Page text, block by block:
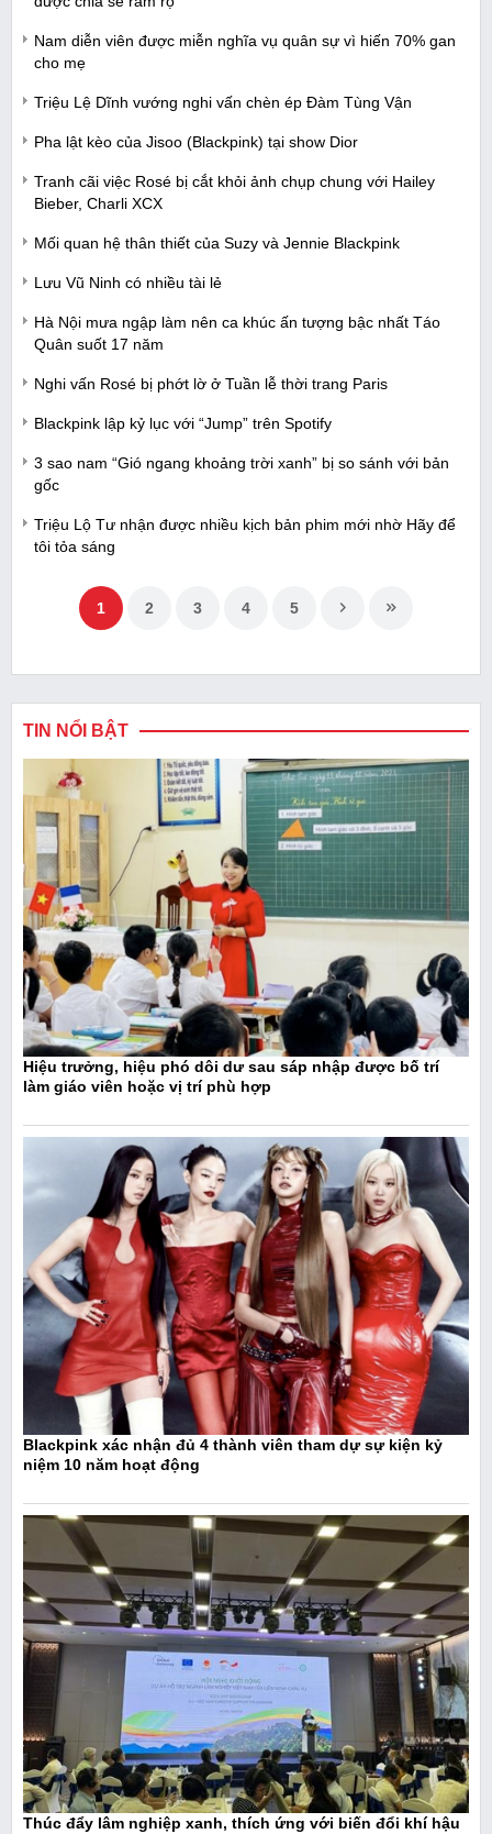
Nam diễn viên được miễn nghĩa vụ quân sự vì hiến 70% gan
cho mẹ
Triệu Lệ Dĩnh vướng nghi vấn chèn ép Đàm Tùng Vận
Pha lật kèo của Jisoo (Blackpink) tại show Dior
Tranh cãi việc Rosé bị cắt khỏi ảnh chụp chung với Hailey
Bieber, Charli XCX
Mối quan hệ thân thiết của Suzy và Jennie Blackpink
Lưu Vũ Ninh có nhiều tài lẻ
Hà Nội mưa ngập làm nên ca khúc ấn tượng bậc nhất Táo
Quân suốt 17 năm
Nghi vấn Rosé bị phớt lờ ở Tuần lễ thời trang Paris
Blackpink lập kỷ lục với “Jump” trên Spotify
3 sao nam “Gió ngang khoảng trời xanh” bị so sánh với bản
gốc
Triệu Lộ Tư nhận được nhiều kịch bản phim mới nhờ Hãy để
tôi tỏa sáng
1 2 3 4 5
TIN NỔI BẬT
Hiệu trưởng, hiệu phó dôi dư sau sáp nhập được bố trí
làm giáo viên hoặc vị trí phù hợp
Blackpink xác nhận đủ 4 thành viên tham dự sự kiện kỷ
niệm 10 năm hoạt động
Thúc đẩy lâm nghiệp xanh, thích ứng với biến đổi khí hậu